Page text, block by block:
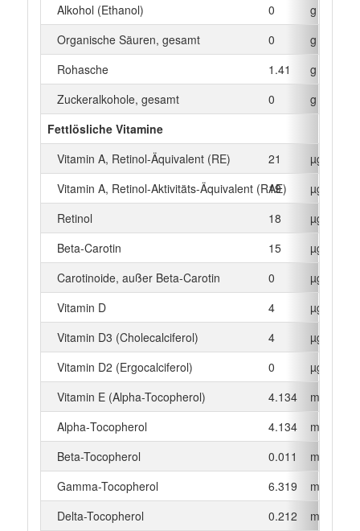
Alkohol (Ethanol)
0
g
Organische Säuren, gesamt
0
g
Rohasche
1.41
g
Zuckeralkohole, gesamt
0
g
Fettlösliche Vitamine
Vitamin A, Retinol-Äquivalent (RE)
21
µg
Vitamin A, Retinol-Aktivitäts-Äquivalent (RAE)
19
µg
Retinol
18
µg
Beta‑Carotin
15
µg
Carotinoide, außer Beta-Carotin
0
µg
Vitamin D
4
µg
Vitamin D3 (Cholecalciferol)
4
µg
Vitamin D2 (Ergocalciferol)
0
µg
Vitamin E (Alpha-Tocopherol)
4.134
mg
Alpha‑Tocopherol
4.134
mg
Beta-Tocopherol
0.011
mg
Gamma-Tocopherol
6.319
mg
Delta-Tocopherol
0.212
mg